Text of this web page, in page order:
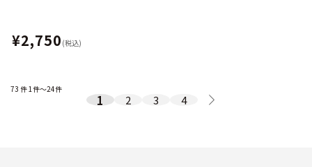
¥2,750 (税込)
73 件1件～24件
1 2 3 4